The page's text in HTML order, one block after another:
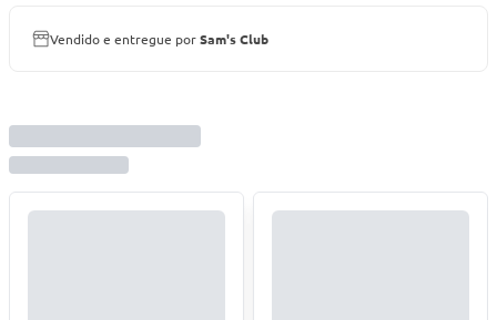
Vendido e entregue porSam's Club